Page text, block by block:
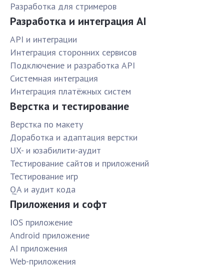
Разработка для стримеров
Разработка и интеграция AI
API и интеграции
Интеграция сторонних сервисов
Подключение и разработка API
Системная интеграция
Интеграция платёжных систем
Верстка и тестирование
Верстка по макету
Доработка и адаптация верстки
UX- и юзабилити-аудит
Тестирование сайтов и приложений
Тестирование игр
QA и аудит кода
Приложения и софт
IOS приложение
Android приложение
AI приложения
Web-приложения